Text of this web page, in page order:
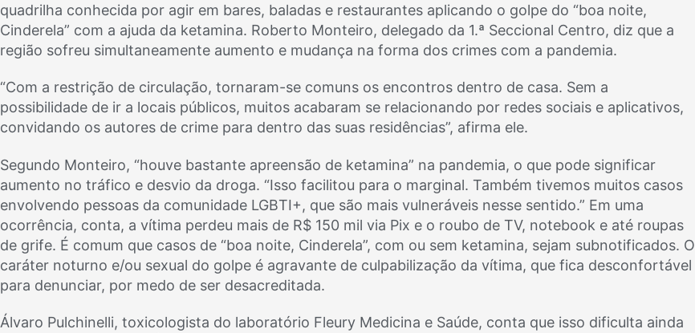
quadrilha conhecida por agir em bares, baladas e restaurantes aplicando o golpe do “boa noite,
Cinderela” com a ajuda da ketamina. Roberto Monteiro, delegado da 1.ª Seccional Centro, diz que a
região sofreu simultaneamente aumento e mudança na forma dos crimes com a pandemia.
“Com a restrição de circulação, tornaram-se comuns os encontros dentro de casa. Sem a
possibilidade de ir a locais públicos, muitos acabaram se relacionando por redes sociais e aplicativos,
convidando os autores de crime para dentro das suas residências”, afirma ele.
Segundo Monteiro, “houve bastante apreensão de ketamina” na pandemia, o que pode significar
aumento no tráfico e desvio da droga. “Isso facilitou para o marginal. Também tivemos muitos casos
envolvendo pessoas da comunidade LGBTI+, que são mais vulneráveis nesse sentido.” Em uma
ocorrência, conta, a vítima perdeu mais de R$ 150 mil via Pix e o roubo de TV, notebook e até roupas
de grife. É comum que casos de “boa noite, Cinderela”, com ou sem ketamina, sejam subnotificados. O
caráter noturno e/ou sexual do golpe é agravante de culpabilização da vítima, que fica desconfortável
para denunciar, por medo de ser desacreditada.
Álvaro Pulchinelli, toxicologista do laboratório Fleury Medicina e Saúde, conta que isso dificulta ainda